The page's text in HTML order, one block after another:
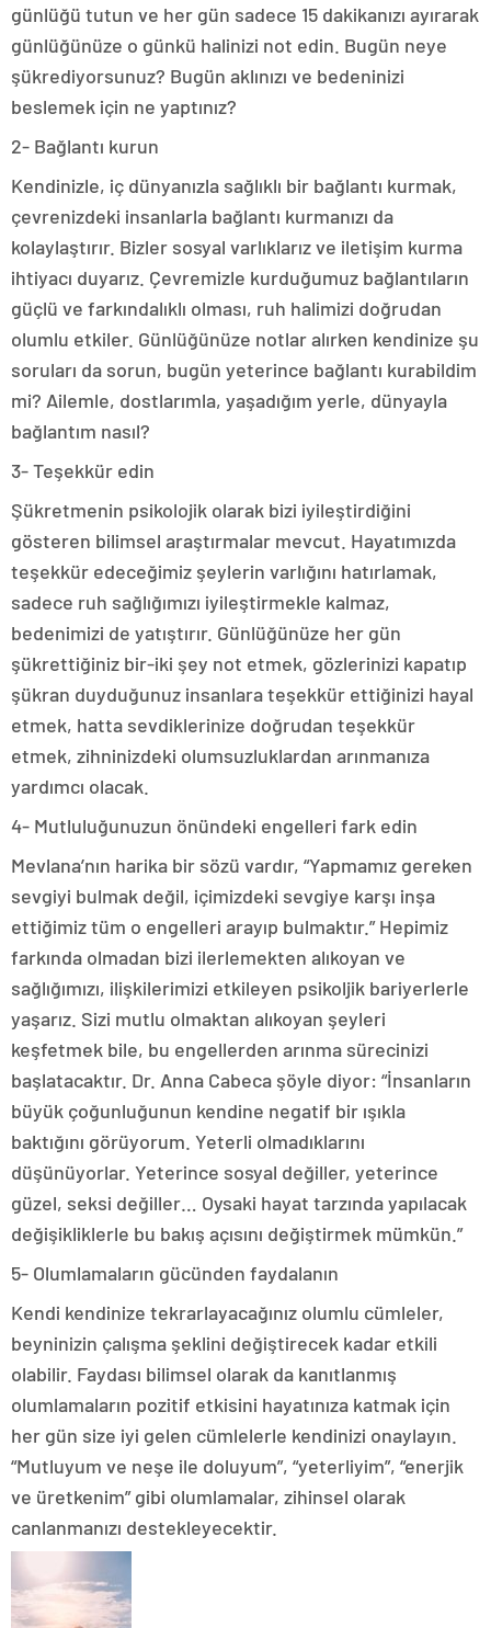
günlüğü tutun ve her gün sadece 15 dakikanızı ayırarak
günlüğünüze o günkü halinizi not edin. Bugün neye
şükrediyorsunuz? Bugün aklınızı ve bedeninizi
beslemek için ne yaptınız?
2- Bağlantı kurun
Kendinizle, iç dünyanızla sağlıklı bir bağlantı kurmak,
çevrenizdeki insanlarla bağlantı kurmanızı da
kolaylaştırır. Bizler sosyal varlıklarız ve iletişim kurma
ihtiyacı duyarız. Çevremizle kurduğumuz bağlantıların
güçlü ve farkındalıklı olması, ruh halimizi doğrudan
olumlu etkiler. Günlüğünüze notlar alırken kendinize şu
soruları da sorun, bugün yeterince bağlantı kurabildim
mi? Ailemle, dostlarımla, yaşadığım yerle, dünyayla
bağlantım nasıl?
3- Teşekkür edin
Şükretmenin psikolojik olarak bizi iyileştirdiğini
gösteren bilimsel araştırmalar mevcut. Hayatımızda
teşekkür edeceğimiz şeylerin varlığını hatırlamak,
sadece ruh sağlığımızı iyileştirmekle kalmaz,
bedenimizi de yatıştırır. Günlüğünüze her gün
şükrettiğiniz bir-iki şey not etmek, gözlerinizi kapatıp
şükran duyduğunuz insanlara teşekkür ettiğinizi hayal
etmek, hatta sevdiklerinize doğrudan teşekkür
etmek, zihninizdeki olumsuzluklardan arınmanıza
yardımcı olacak.
4- Mutluluğunuzun önündeki engelleri fark edin
Mevlana’nın harika bir sözü vardır, “Yapmamız gereken
sevgiyi bulmak değil, içimizdeki sevgiye karşı inşa
ettiğimiz tüm o engelleri arayıp bulmaktır.” Hepimiz
farkında olmadan bizi ilerlemekten alıkoyan ve
sağlığımızı, ilişkilerimizi etkileyen psikoljik bariyerlerle
yaşarız. Sizi mutlu olmaktan alıkoyan şeyleri
keşfetmek bile, bu engellerden arınma sürecinizi
başlatacaktır. Dr. Anna Cabeca şöyle diyor: “İnsanların
büyük çoğunluğunun kendine negatif bir ışıkla
baktığını görüyorum. Yeterli olmadıklarını
düşünüyorlar. Yeterince sosyal değiller, yeterince
güzel, seksi değiller… Oysaki hayat tarzında yapılacak
değişikliklerle bu bakış açısını değiştirmek mümkün.”
5- Olumlamaların gücünden faydalanın
Kendi kendinize tekrarlayacağınız olumlu cümleler,
beyninizin çalışma şeklini değiştirecek kadar etkili
olabilir. Faydası bilimsel olarak da kanıtlanmış
olumlamaların pozitif etkisini hayatınıza katmak için
her gün size iyi gelen cümlelerle kendinizi onaylayın.
“Mutluyum ve neşe ile doluyum”, “yeterliyim”, “enerjik
ve üretkenim” gibi olumlamalar, zihinsel olarak
canlanmanızı destekleyecektir.